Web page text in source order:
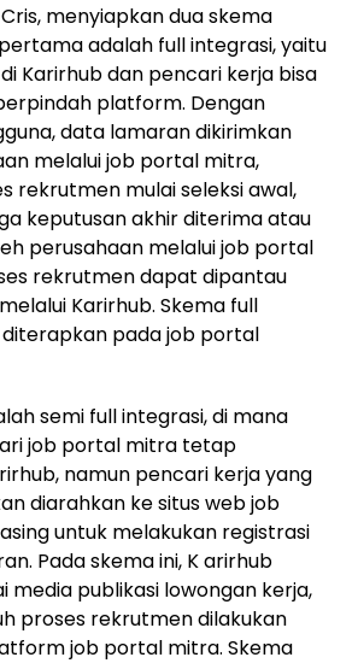
menyiapkan dua skema
adalah full integrasi, yaitu
Karirhub dan pencari kerja bisa
platform. Dengan
data lamaran dikirimkan
melalui job portal mitra,
rekrutmen mulai seleksi awal,
keputusan akhir diterima atau
perusahaan melalui job portal
rekrutmen dapat dipantau
Karirhub. Skema full
pada job portal
semi full integrasi, di mana
job portal mitra tetap
namun pencari kerja yang
diarahkan ke situs web job
untuk melakukan registrasi
Pada skema ini, K arirhub
media publikasi lowongan kerja,
proses rekrutmen dilakukan
job portal mitra. Skema